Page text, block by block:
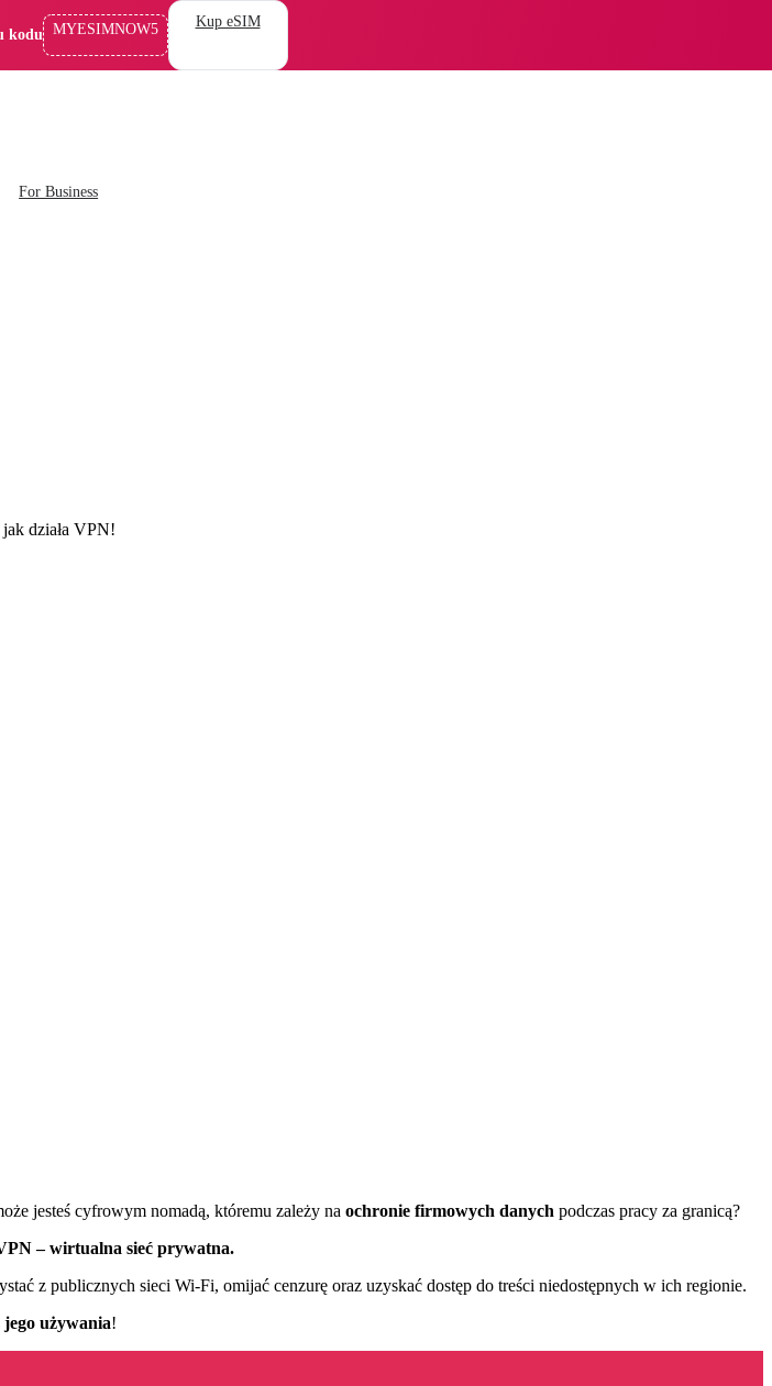
kodu MYESIMNOW5 Kup eSIM
For Business
działa VPN!
jesteś cyfrowym nomadą, któremu zależy na ochronie firmowych danych podczas pracy za granicą?
– wirtualna sieć prywatna.
z publicznych sieci Wi-Fi, omijać cenzurę oraz uzyskać dostęp do treści niedostępnych w ich regionie.
jego używania!